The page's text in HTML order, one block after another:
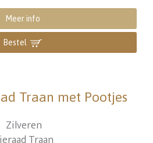
Meer info
Bestel
Traan met Pootjes